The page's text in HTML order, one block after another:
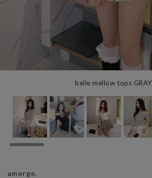
belle mellow tops GRAY
amerge.